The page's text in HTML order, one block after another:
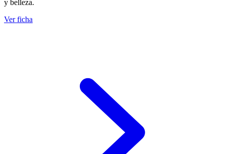
y belleza.
Ver ficha